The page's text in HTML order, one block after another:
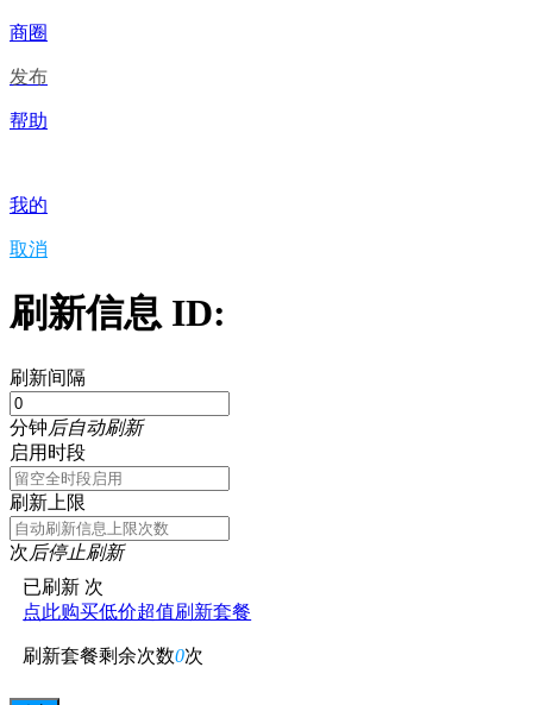
商圈
发布
帮助
我的
取消
刷新信息 ID:
刷新间隔
分钟后自动刷新
启用时段
刷新上限
次后停止刷新
已刷新 次
点此购买低价超值刷新套餐
刷新套餐剩余次数0次